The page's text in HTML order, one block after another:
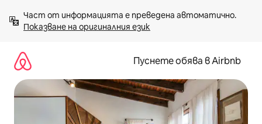
към
съдържанието
Показване на оригиналния език
Пуснете обява в Airbnb